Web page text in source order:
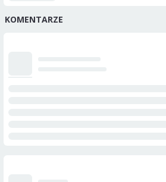
KOMENTARZE